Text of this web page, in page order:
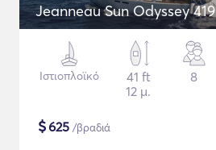
Jeanneau Sun Odyssey 419
Ιστιοπλοϊκό
41 ft
12 μ.
8
$625 /βραδιά